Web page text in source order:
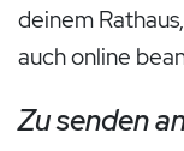
deinem
auch online
Zu senden